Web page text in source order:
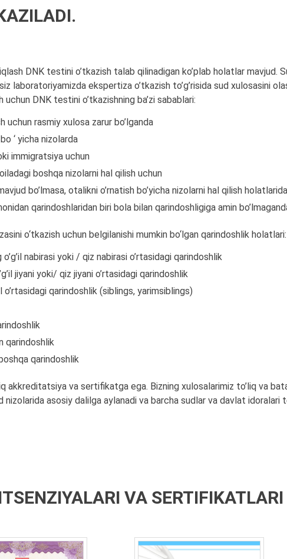
DNK testini o’tkazish talab qilinadigan ko’plab holatlar mavjud.
laboratoriyamizda ekspertiza o’tkazish to’g’risida sud xulosasini
uchun DNK testini o’tkazishning ba’zi sabablari:
uchun rasmiy xulosa zarur bo’lganda
‘ yicha nizolarda
immigratsiya uchun
boshqa nizolarni hal qilish uchun
bo’lmasa, otalikni o’rnatish bo’yicha nizolarni hal qilish holatlarida
qarindoshlaridan biri bola bilan qarindoshligiga amin
o‘tkazish uchun belgilanishi mumkin bo‘lgan qarindoshlik holatlari:
nabirasi yoki / qiz nabirasi o’rtasidagi qarindoshlik
jiyani yoki/ qiz jiyani o’rtasidagi qarindoshlik
o’rtasidagi qarindoshlik (siblings, yarimsiblings)
qarindoshlik
qarindoshlik
akkreditatsiya va sertifikatga ega. Bizning xulosalarimiz to’liq va
asosiy dalilga aylanadi va barcha sudlar va davlat idoralari
VA SERTIFIKATLARI